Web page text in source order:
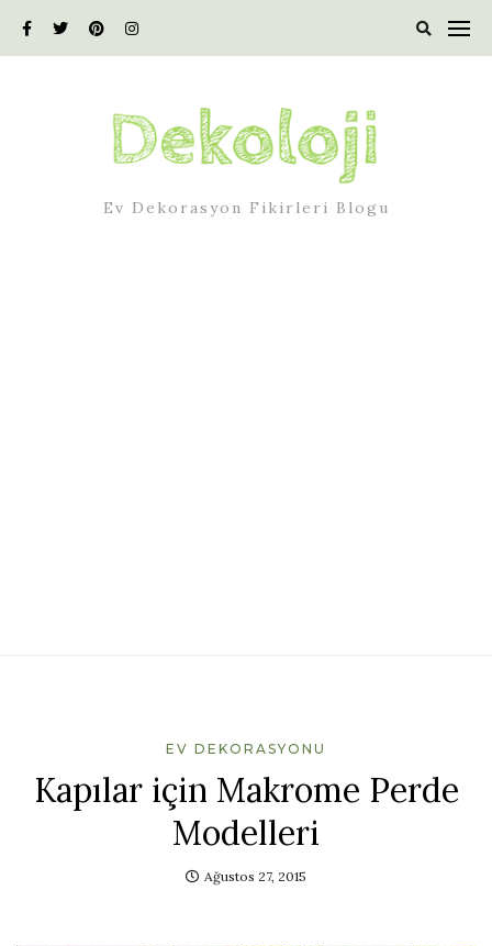
Ev Dekorasyon Fikirleri Blogu
EV DEKORASYONU
Kapılar için Makrome Perde
Modelleri
Ağustos 27, 2015